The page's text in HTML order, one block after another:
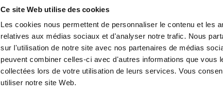
Ce site Web utilise des cookies
Les cookies nous permettent de personnaliser le contenu et les
relatives aux médias sociaux et d'analyser notre trafic. Nous
sur l'utilisation de notre site avec nos partenaires de médias
peuvent combiner celles-ci avec d'autres informations que vous
collectées lors de votre utilisation de leurs services. Vous
utiliser notre site Web.